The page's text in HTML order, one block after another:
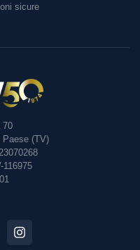
sicure
70
Paese (TV)
116975